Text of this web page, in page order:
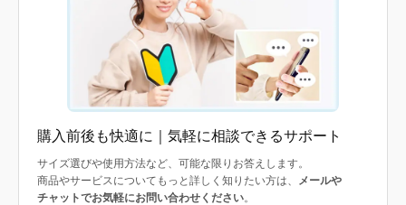
購入前後も快適に｜気軽に相談できるサポート
サイズ選びや使用方法など、可能な限りお答えします。
商品やサービスについてもっと詳しく知りたい方は、
メールや
チャットでお気軽にお問い合わせください。